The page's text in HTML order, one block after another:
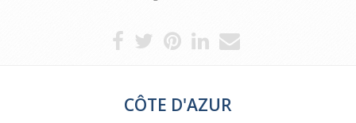
CÔTE D'AZUR